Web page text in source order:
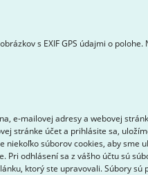
s EXIF GPS údajmi o
e-mailovej adresy a webovej
stránke účet a prihlásite sa,
súborov cookies, aby
odhlásení sa z vášho účtu sú
ktorý ste upravovali. Súbory sú